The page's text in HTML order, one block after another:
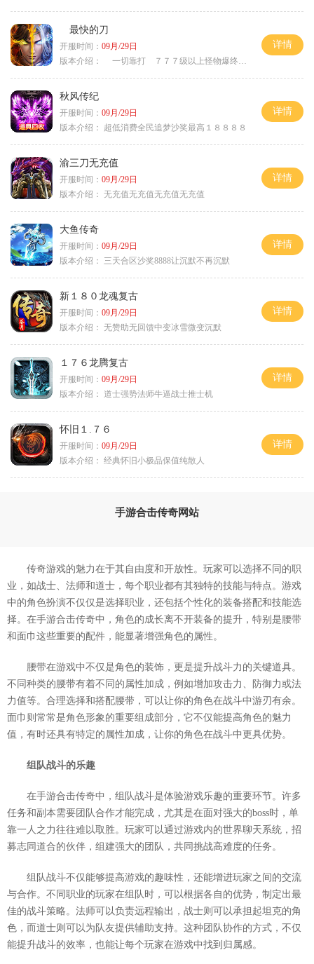
最快的刀
开服时间： 09月/29日
版本介绍：
一切靠打 ７７７级以上怪物爆终极
详情
秋风传纪
开服时间： 09月/29日
版本介绍：
超低消费全民追梦沙奖最高１８８８８
详情
渝三刀无充值
开服时间： 09月/29日
版本介绍： 无充值无充值无充值无充值
详情
大鱼传奇
开服时间： 09月/29日
版本介绍：
三天合区沙奖8888让沉默不再沉默
详情
新１８０龙魂复古
开服时间： 09月/29日
版本介绍： 无赞助无回馈中变冰雪微变沉默
详情
１７６龙腾复古
开服时间： 09月/29日
版本介绍： 道士强势法师牛逼战士推士机
详情
怀旧１.７６
开服时间： 09月/29日
版本介绍： 经典怀旧小极品保值纯散人
详情
手游合击传奇网站
传奇游戏的魅力在于其自由度和开放性。玩家可以选择不同的职
业，如战士、法师和道士，每个职业都有其独特的技能与特点。游戏
中的角色扮演不仅仅是选择职业，还包括个性化的装备搭配和技能选
择。在手游合击传奇中，角色的成长离不开装备的提升，特别是腰带
和面巾这些重要的配件，能显著增强角色的属性。
腰带在游戏中不仅是角色的装饰，更是提升战斗力的关键道具。
不同种类的腰带有着不同的属性加成，例如增加攻击力、防御力或法
力值等。合理选择和搭配腰带，可以让你的角色在战斗中游刃有余。
面巾则常常是角色形象的重要组成部分，它不仅能提高角色的魅力
值，有时还具有特定的属性加成，让你的角色在战斗中更具优势。
组队战斗的乐趣
在手游合击传奇中，组队战斗是体验游戏乐趣的重要环节。许多
任务和副本需要团队合作才能完成，尤其是在面对强大的boss时，单
靠一人之力往往难以取胜。玩家可以通过游戏内的世界聊天系统，招
募志同道合的伙伴，组建强大的团队，共同挑战高难度的任务。
组队战斗不仅能够提高游戏的趣味性，还能增进玩家之间的交流
与合作。不同职业的玩家在组队时，可以根据各自的优势，制定出最
佳的战斗策略。法师可以负责远程输出，战士则可以承担起坦克的角
色，而道士则可以为队友提供辅助支持。这种团队协作的方式，不仅
能提升战斗的效率，也能让每个玩家在游戏中找到归属感。